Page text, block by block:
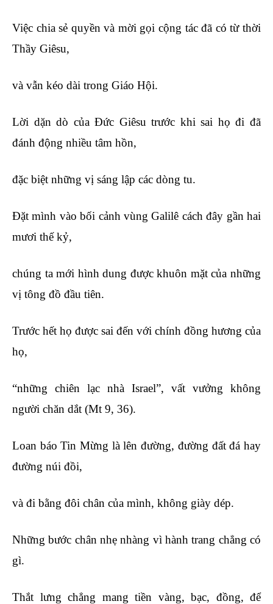
Việc chia sẻ quyền và mời gọi cộng tác đã có từ thời
Thầy Giêsu,
và vẫn kéo dài trong Giáo Hội.
Lời dặn dò của Đức Giêsu trước khi sai họ đi đã
đánh động nhiều tâm hồn,
đặc biệt những vị sáng lập các dòng tu.
Đặt mình vào bối cảnh vùng Galilê cách đây gần hai
mươi thế kỷ,
chúng ta mới hình dung được khuôn mặt của những
vị tông đồ đầu tiên.
Trước hết họ được sai đến với chính đồng hương của
họ,
“những chiên lạc nhà Israel”, vất vưởng không
người chăn dắt (Mt 9, 36).
Loan báo Tin Mừng là lên đường, đường đất đá hay
đường núi đồi,
và đi bằng đôi chân của mình, không giày dép.
Những bước chân nhẹ nhàng vì hành trang chẳng có
gì.
Thắt lưng chẳng mang tiền vàng, bạc, đồng, để